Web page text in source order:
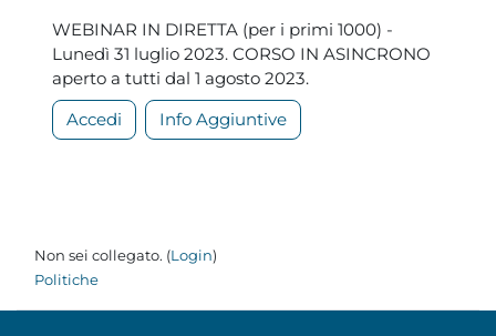
WEBINAR IN DIRETTA (per i primi 1000) -
Lunedì 31 luglio 2023. CORSO IN ASINCRONO
aperto a tutti dal 1 agosto 2023.
Accedi
Info Aggiuntive
Non sei collegato. (Login)
Politiche